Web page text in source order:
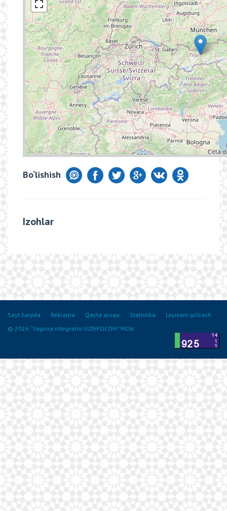
Bo‘lishish
Izohlar
Sayt haqida Reklama Qayta aloqa Statistika
Loyixani qo‘llash
© 2026 “Yagona integrator UZINFOCOM” MChJ